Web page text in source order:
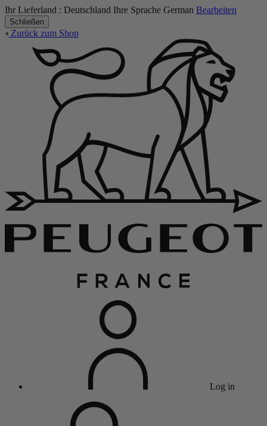
Ihr Lieferland : Deutschland Ihre Sprache German Bearbeiten
Schließen
Zurück zum Shop
Log in